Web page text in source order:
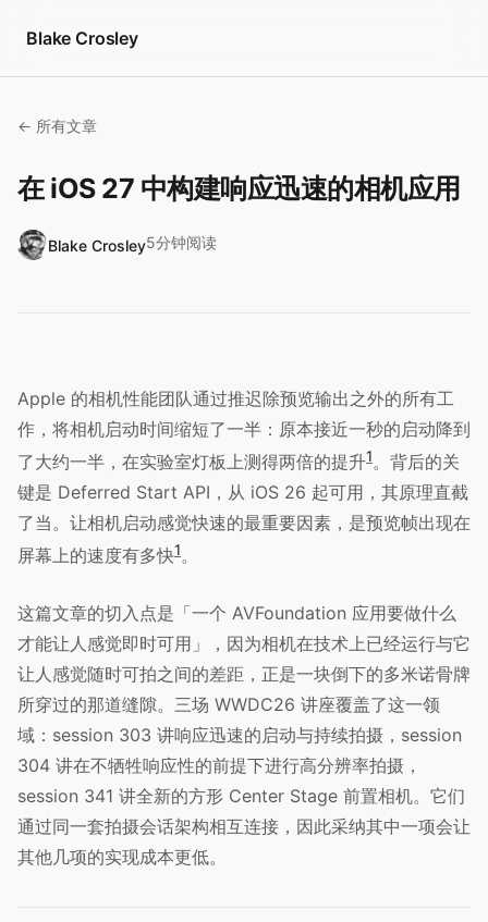
Blake Crosley
← 所有文章
在 iOS 27 中构建响应迅速的相机应用
Blake Crosley5分钟阅读
Apple 的相机性能团队通过推迟除预览输出之外的所有工
作，将相机启动时间缩短了一半：原本接近一秒的启动降到
了大约一半，在实验室灯板上测得两倍的提升1。背后的关
键是 Deferred Start API，从 iOS 26 起可用，其原理直截
了当。让相机启动感觉快速的最重要因素，是预览帧出现在
屏幕上的速度有多快1。
这篇文章的切入点是「一个 AVFoundation 应用要做什么
才能让人感觉即时可用」，因为相机在技术上已经运行与它
让人感觉随时可拍之间的差距，正是一块倒下的多米诺骨牌
所穿过的那道缝隙。三场 WWDC26 讲座覆盖了这一领
域：session 303 讲响应迅速的启动与持续拍摄，session
304 讲在不牺牲响应性的前提下进行高分辨率拍摄，
session 341 讲全新的方形 Center Stage 前置相机。它们
通过同一套拍摄会话架构相互连接，因此采纳其中一项会让
其他几项的实现成本更低。